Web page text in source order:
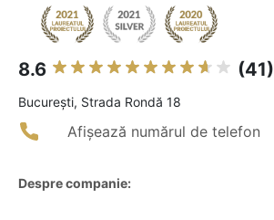
8.6 (41)
Bucureşti, Strada Rondă 18
Afișează numărul de telefon
Despre companie: